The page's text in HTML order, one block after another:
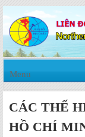
Menu
CÁC THẾ
HỒ CHÍ